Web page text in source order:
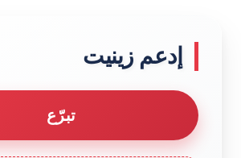
إدعم زينيت
تبرّع